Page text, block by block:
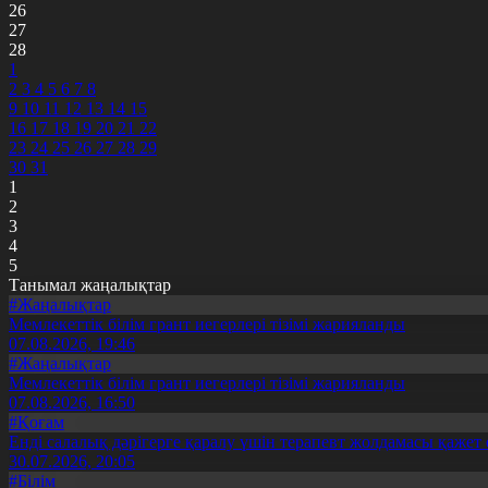
26
27
28
1
2 3 4 5 6 7 8
9 10 11 12 13 14 15
16 17 18 19 20 21 22
23 24 25 26 27 28 29
30 31
1
2
3
4
5
Танымал жаңалықтар
#Жаңалықтар
Мемлекеттік білім грант иегерлері тізімі жарияланды
07.08.2026, 19:46
#Жаңалықтар
Мемлекеттік білім грант иегерлері тізімі жарияланды
07.08.2026, 16:50
#Қоғам
Енді салалық дәрігерге қаралу үшін терапевт жолдамасы қажет
30.07.2026, 20:05
#Білім